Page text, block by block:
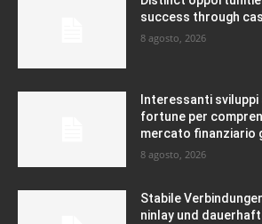
success through
8 agosto, 2026
Interessanti
fortune per
mercato finanziario
8 agosto, 2026
Stabile
ninlay und